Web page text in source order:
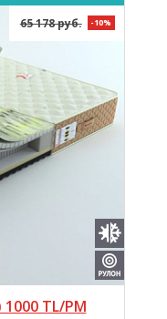
65 178 руб. -10%
TL/PM